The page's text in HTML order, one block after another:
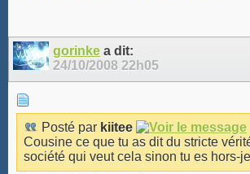
gorinke a dit:
24/10/2008 22h05
Posté par kiitee
Cousine ce que tu as dit du stricte
société qui veut cela sinon tu es hors-